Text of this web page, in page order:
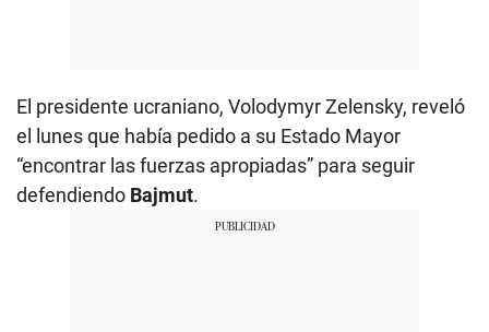
El presidente ucraniano, Volodymyr Zelensky, reveló
el lunes que había pedido a su Estado Mayor
“encontrar las fuerzas apropiadas” para seguir
defendiendo Bajmut.